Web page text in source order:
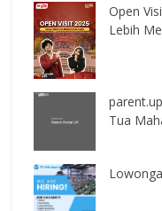
Open
Lebih
Tua